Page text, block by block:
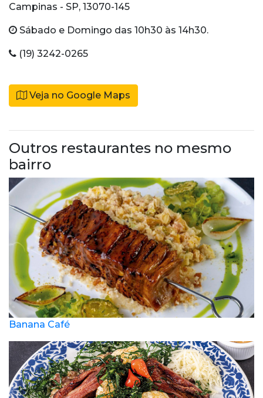
Campinas - SP, 13070-145
Sábado e Domingo das 10h30 às 14h30.
(19) 3242-0265
Veja no Google Maps
Outros restaurantes no mesmo
bairro
Banana Café